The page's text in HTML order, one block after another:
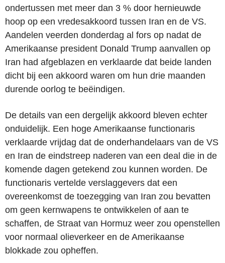
ondertussen met meer dan 3 % door hernieuwde
hoop op een vredesakkoord tussen Iran en de VS.
Aandelen veerden donderdag al fors op nadat de
Amerikaanse president Donald Trump aanvallen op
Iran had afgeblazen en verklaarde dat beide landen
dicht bij een akkoord waren om hun drie maanden
durende oorlog te beëindigen.
De details van een dergelijk akkoord bleven echter
onduidelijk. Een hoge Amerikaanse functionaris
verklaarde vrijdag dat de onderhandelaars van de VS
en Iran de eindstreep naderen van een deal die in de
komende dagen getekend zou kunnen worden. De
functionaris vertelde verslaggevers dat een
overeenkomst de toezegging van Iran zou bevatten
om geen kernwapens te ontwikkelen of aan te
schaffen, de Straat van Hormuz weer zou openstellen
voor normaal olieverkeer en de Amerikaanse
blokkade zou opheffen.